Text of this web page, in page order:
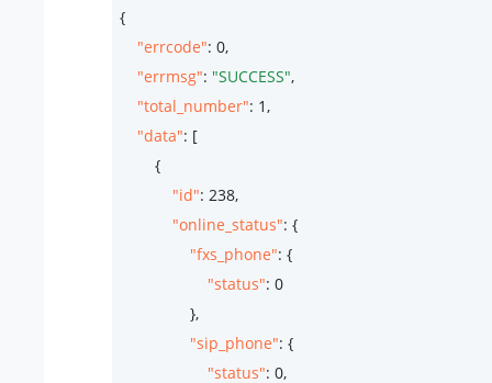
{
"errcode": 0,
"errmsg": "SUCCESS",
"total_number": 1,
"data": [
        {
"id": 238,
"online_status"
"fxs_phone": {
"status": 0
                },
"sip_phone": {
"status": 0,